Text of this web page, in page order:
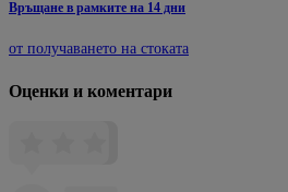
Връщане в рамките на 14 дни
от получаването на стоката
Оценки и коментари